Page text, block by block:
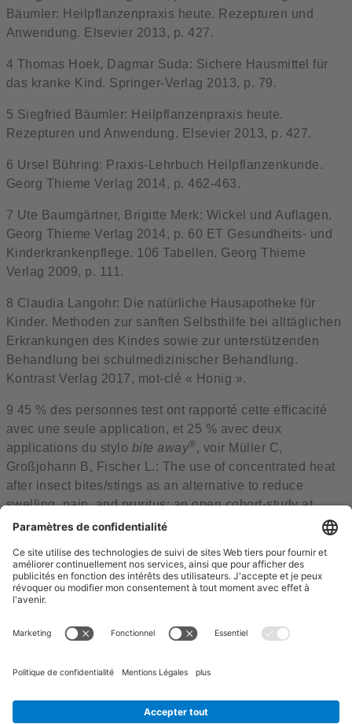
Bäumler: Heilpflanzenpraxis heute. Rezepturen und
Anwendung. Elsevier 2013, p. 427.
4 Thomas Hoek, Dagmar Suda: Sichere Hausmittel für
das kranke Kind. Springer-Verlag 2013, p. 79.
5 Siegfried Bäumler: Heilpflanzenpraxis heute.
Rezepturen und Anwendung. Elsevier 2013, p. 427.
6 Ursel Bühring: Praxis-Lehrbuch Heilpflanzenkunde.
Georg Thieme Verlag 2014, p. 462-463.
7 Ute Baumgärtner, Brigitte Merk: Wickel und Auflagen.
Georg Thieme Verlag 2014, p. 60 ET Gesundheits- und
Kinderkrankenpflege. 106 Tabellen. Georg Thieme
Verlag 2009, p. 111.
8 Claudia Langohr: Die natürliche Hausapotheke für
Kinder. Methoden zur sanften Selbsthilfe bei alltäglichen
Erkrankungen des Kindes sowie zur unterstützenden
Behandlung bei schulmedizinischer Behandlung.
Kontrast Verlag 2017, mot-clé « Honig ».
9 45 % des personnes test ont rapporté cette efficacité
avec une seule application, et 25 % avec deux
applications du stylo bite away®, voir Müller C,
Großjohann B, Fischer L.: The use of concentrated heat
after insect bites/stings as an alternative to reduce
swelling, pain, and pruritus: an open cohort-study at
German beaches and bathing-lakes. In: Clinical,
196. DOI: 10.2147/ccid.s27825
PRINCIPE DE FONCTIONNEMENT
Comment ça fonctionne
Un service de contact